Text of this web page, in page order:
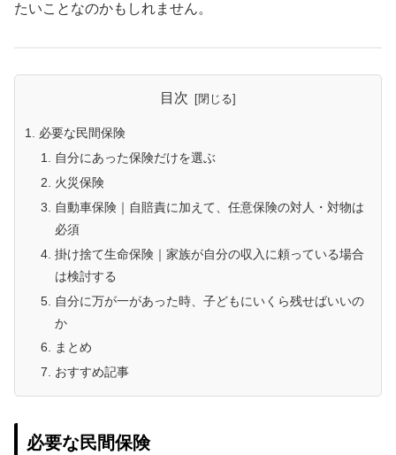
たいことなのかもしれません。
目次
必要な民間保険
自分にあった保険だけを選ぶ
火災保険
自動車保険｜自賠責に加えて、任意保険の対人・対物は
必須
掛け捨て生命保険｜家族が自分の収入に頼っている場合
は検討する
自分に万が一があった時、子どもにいくら残せばいいの
か
まとめ
おすすめ記事
必要な民間保険